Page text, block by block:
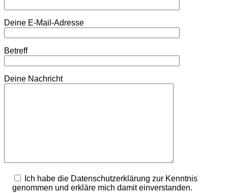
Deine E-Mail-Adresse
Betreff
Deine Nachricht
Ich habe die Datenschutzerklärung zur Kenntnis
genommen und erkläre mich damit einverstanden.